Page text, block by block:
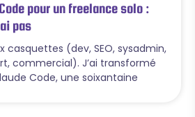
pour un freelance solo :
pas
casquettes (dev, SEO, sysadmin,
commercial). J’ai transformé
Code, une soixantaine